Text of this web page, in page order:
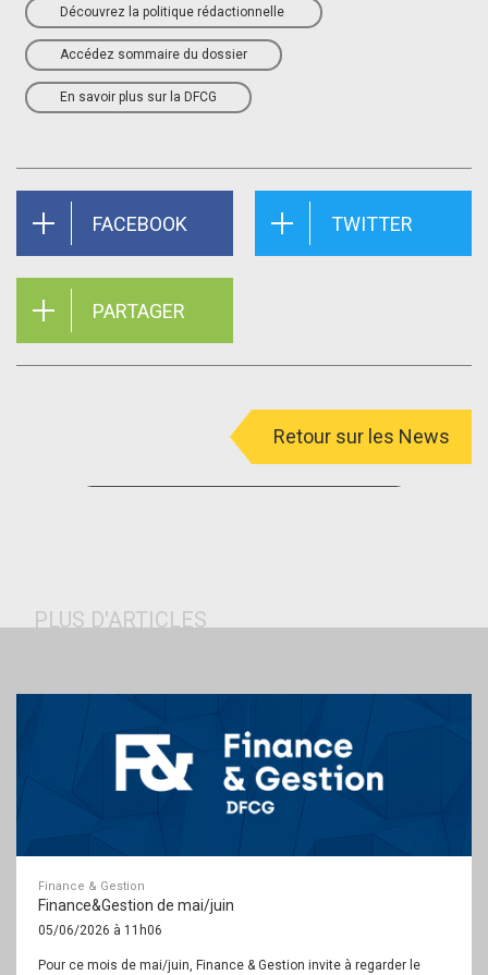
Découvrez la politique rédactionnelle
Accédez sommaire du dossier
En savoir plus sur la DFCG
FACEBOOK TWITTER
PARTAGER
Retour sur les News
PLUS D'ARTICLES
Finance & Gestion
Finance&Gestion de mai/juin
05/06/2026 à 11h06
Pour ce mois de mai/juin, Finance & Gestion invite à regarder le